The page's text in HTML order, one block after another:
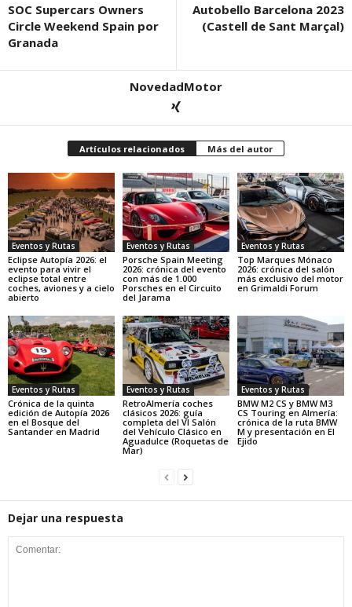
SOC Supercars Owners
Circle Weekend Spain por
Granada
Autobello Barcelona 2023
(Castell de Sant Marçal)
NovedadMotor
Artículos relacionados Más del autor
Eventos y Rutas
Eclipse Autopía 2026: el
evento para vivir el
eclipse total entre
coches, aviones y a cielo
abierto
Eventos y Rutas
Porsche Spain Meeting
2026: crónica del evento
con más de 1.000
Porsches en el Circuito
del Jarama
Eventos y Rutas
Top Marques Mónaco
2026: crónica del salón
más exclusivo del motor
en Grimaldi Forum
Eventos y Rutas
Crónica de la quinta
edición de Autopía 2026
en el Bosque del
Santander en Madrid
Eventos y Rutas
RetroAlmería coches
clásicos 2026: guía
completa del VI Salón
del Vehículo Clásico en
Aguadulce (Roquetas de
Mar)
Eventos y Rutas
BMW M2 CS y BMW M3
CS Touring en Almería:
crónica de la ruta BMW
M y presentación en El
Ejido
Dejar una respuesta